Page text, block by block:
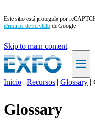
Este sitio está protegido por
términos de servicio de Google.
Skip to main content
Productos
Inicio | Recursos | Glossary |
Glossary